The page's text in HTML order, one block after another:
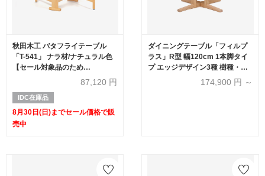
秋田木工 バタフライテーブル
「T-541」 ナラ材/ナチュラル色
【セール対象品のため
87,120 円
IDC在庫品
8月30日(日)までセール価格で販
売中
ダイニングテーブル「フィルプ
ラス」R型 幅120cm 1本脚タイ
プ エッジデザイン3種 樹種・塗
装色5種【受注生産品】
174,900 円 ～